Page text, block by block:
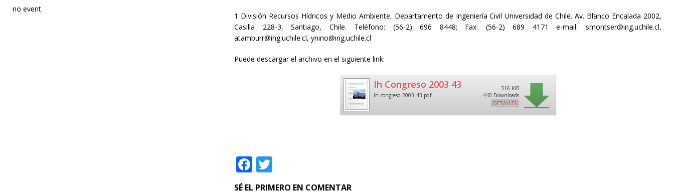
1 División Recursos Hídricos y Medio Ambiente, Departamento de Ingeniería Civil Universidad de Chile. Av. Blanco Encalada 2002,
Casilla 228-3, Santiago, Chile. Teléfono: (56-2) 696 8448; Fax: (56-2) 689 4171 e-mail: smontser@ing.uchile.cl,
atamburr@ing.uchile.cl, ynino@ing.uchile.cl
Puede descargar el archivo en el siguiente link:
Ih Congreso 2003 43
ih_congreso_2003_43.pdf
316 KiB
440 Downloads
DETALLES
F
a w
SÉ EL PRIMERO EN COMENTAR
no event